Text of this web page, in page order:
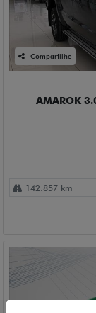
Compartilhe
AMAROK
142.857 km